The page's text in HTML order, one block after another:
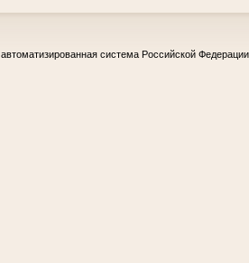
система Российской